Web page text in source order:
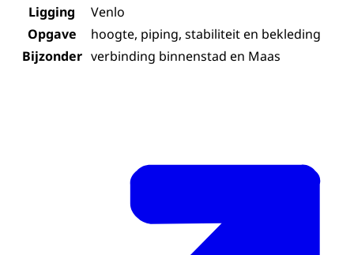
Ligging
Venlo
Opgave
hoogte, piping, stabiliteit en bekleding
Bijzonder verbinding binnenstad en Maas